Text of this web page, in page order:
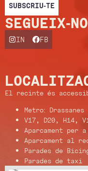
SUBSCRIU-TE
SEGUEIX-
IN FB
El recinte és
Metro:
V17, D20, H14,
Aparcament per
Aparcament al
Parades de
Parades de taxi